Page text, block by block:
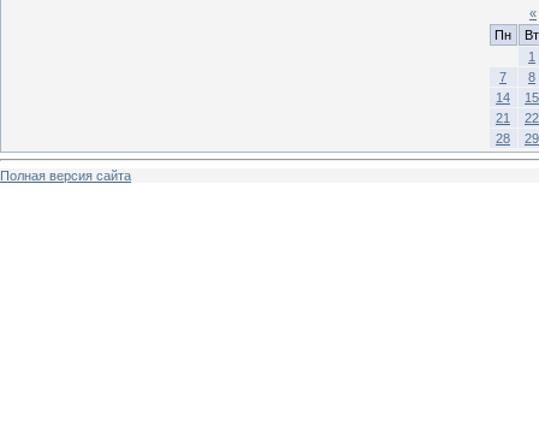
«
Пн
Вт
1
7
8
14
15
21
22
28
29
Полная версия сайта